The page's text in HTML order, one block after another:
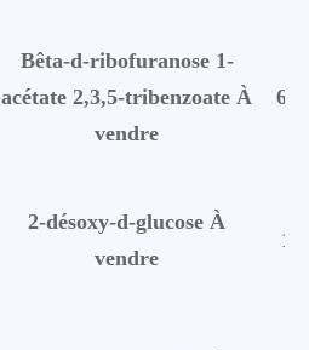
Bêta-d-ribofuranose 1-
acétate 2,3,5-tribenzoate À
vendre
2-désoxy-d-glucose À
vendre